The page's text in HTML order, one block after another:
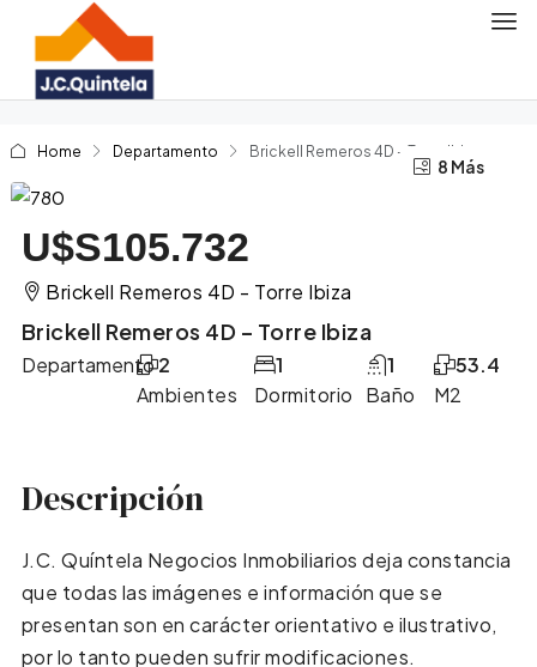
Home Departamento Brickell Remeros 4D – Torre Ibiza
4 Más
8 Más
U$S105.732
Brickell Remeros 4D - Torre Ibiza
Brickell Remeros 4D – Torre Ibiza
Departamento
Ambientes
2
Dormitorio
1
Baño
1
M2
53.4
Descripción
J.C. Quíntela Negocios Inmobiliarios deja constancia
que todas las imágenes e información que se
presentan son en carácter orientativo e ilustrativo,
por lo tanto pueden sufrir modificaciones.